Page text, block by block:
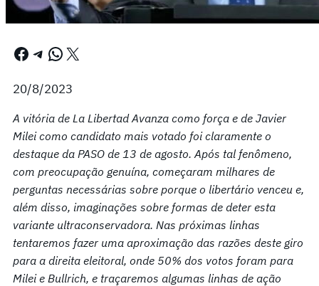
Facebook Telegram WhatsApp X
20/8/2023
A vitória de La Libertad Avanza como força e de Javier
Milei como candidato mais votado foi claramente o
destaque da PASO de 13 de agosto. Após tal fenômeno,
com preocupação genuína, começaram milhares de
perguntas necessárias sobre porque o libertário venceu e,
além disso, imaginações sobre formas de deter esta
variante ultraconservadora. Nas próximas linhas
tentaremos fazer uma aproximação das razões deste giro
para a direita eleitoral, onde 50% dos votos foram para
Milei e Bullrich, e traçaremos algumas linhas de ação